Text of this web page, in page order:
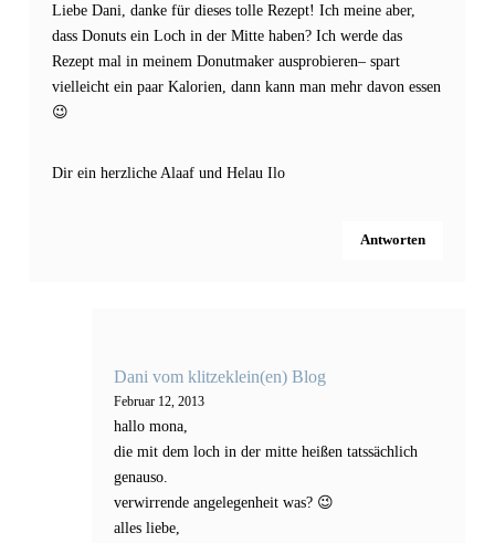
Liebe Dani, danke für dieses tolle Rezept! Ich meine aber,
dass Donuts ein Loch in der Mitte haben? Ich werde das
Rezept mal in meinem Donutmaker ausprobieren– spart
vielleicht ein paar Kalorien, dann kann man mehr davon essen
😉
Dir ein herzliche Alaaf und Helau Ilo
Antworten
Dani vom klitzeklein(en) Blog
Februar 12, 2013
hallo mona,
die mit dem loch in der mitte heißen tatssächlich
genauso.
verwirrende angelegenheit was? 😉
alles liebe,